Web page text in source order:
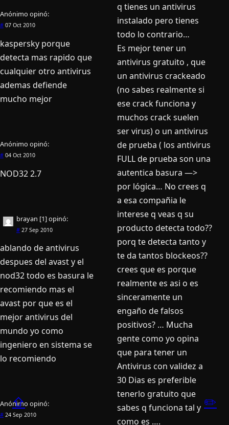
Anónimo opinó:
# 07 Oct 2010
kaspersky porque
detecta mas rapido que
cualquier otro antivirus
ademas defiende
mucho mejor
Anónimo opinó:
# 04 Oct 2010
NOD32 2.7
brayan [1]opinó:
# 27 Sep 2010
ablando de antivirus
despues del avast y el
nod32 todo es basura le
recomiendo mas el
avast por que es el
mejor antivirus del
mundo yo como
ingeniero en sistema se
lo recomiendo
Anónimo opinó:
# 24 Sep 2010
q tienes un antivirus
instalado pero tienes
todo lo contrario…
Es mejor tener un
antivirus gratuito , que
un antivirus crackeado
(no sabes realmente si
ese crack funciona y
muchos crack suelen
ser virus) o un antivirus
de prueba ( los antivirus
FULL de prueba son una
autentica basura —>
por lógica… No crees q
a esa compañia le
interese q veas q su
producto detecta todo??
porq te detecta tanto y
te da tantos blockeos??
crees que es porque
realmente es asi o es
sinceramente un
engaño de falsos
positivos? … Mucha
gente como yo opina
que para tener un
Antivirus con validez a
30 Dias es preferible
tenerlo gratuito que
sabes q funciona tal y
como es ….
⇧ ✏️